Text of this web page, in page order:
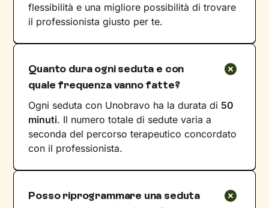
flessibilità e una migliore possibilità di trovare
il professionista giusto per te.
Quanto dura ogni seduta e con
quale frequenza vanno fatte?
Ogni seduta con Unobravo ha la durata di 50
minuti. Il numero totale di sedute varia a
seconda del percorso terapeutico concordato
con il professionista.
Posso riprogrammare una seduta